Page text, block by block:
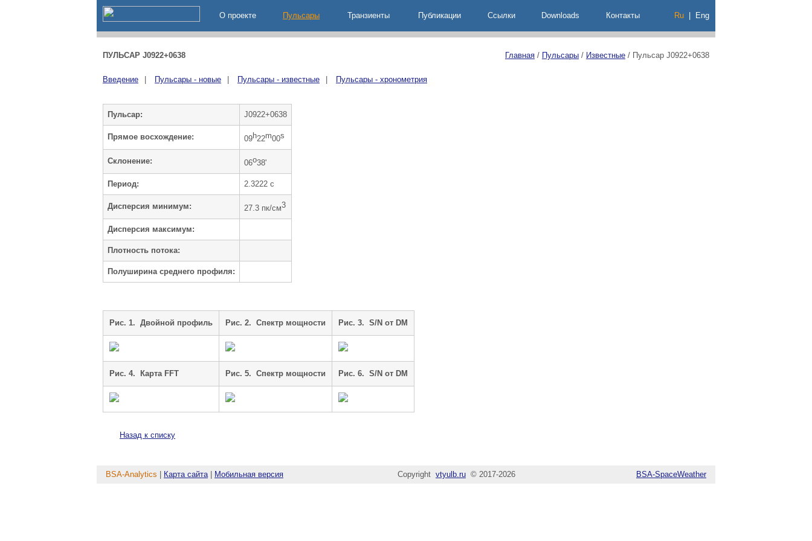
О проекте Пульсары Транзиенты Публикации Ccылки Downloads Контакты Ru Eng
ПУЛЬСАР J0922+0638 Главная / Пульсары / Известные / Пульсар J0922+0638
Введение Пульсары - новые Пульсары - известные Пульсары - хронометрия
Пульсар: J0922+0638
Прямое восхождение: 09h22m00s
Cклонение: 06o38'
Период: 2.3222 c
Дисперсия минимум: 27.3 пк/см3
Дисперсия максимум:
Плотность потока:
Полуширина среднего профиля:
Рис. 1. Двойной профиль Рис. 2. Cпектр мощности Рис. 3. S/N от DM
Рис. 4. Карта FFT Рис. 5. Cпектр мощности Рис. 6. S/N от DM
Назад к списку
BSA-Analytics Карта сайта| Мобильная версия Copyright vtyulb.ru © 2017-2026 BSA-SpaceWeather